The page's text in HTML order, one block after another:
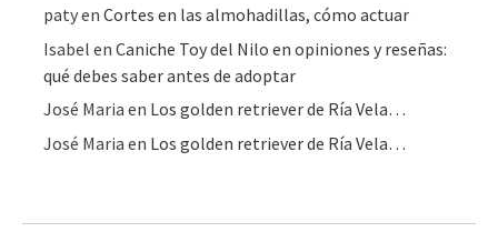
patyenCortes en las almohadillas, cómo actuar
Isabel enCaniche Toy del Nilo en opiniones y reseñas:
qué debes saber antes de adoptar
José Maria en Los golden retriever de Ría Vela…
José Maria en Los golden retriever de Ría Vela…